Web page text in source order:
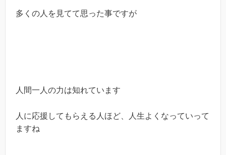
多くの人を見てて思った事ですが
人間一人の力は知れています
人に応援してもらえる人ほど、人生よくなっていって
ますね